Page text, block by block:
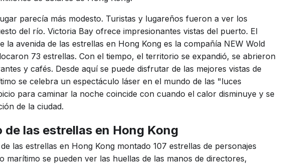
parecía más modesto. Turistas y lugareños fueron a ver los
del río. Victoria Bay ofrece impresionantes vistas del puerto. El
la avenida de las estrellas en Hong Kong es la compañía NEW Wold
73 estrellas. Con el tiempo, el territorio se expandió, se abrieron
y cafés. Desde aquí se puede disfrutar de las mejores vistas de
se celebra un espectáculo láser en el mundo de las "luces
para caminar la noche coincide con cuando el calor disminuye y se
de la ciudad.
de las estrellas en Hong Kong
las estrellas en Hong Kong montado 107 estrellas de personajes
marítimo se pueden ver las huellas de las manos de directores,